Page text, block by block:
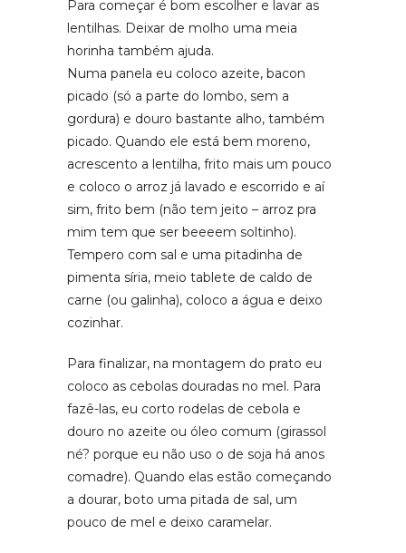
Para começar é bom escolher e lavar as
lentilhas. Deixar de molho uma meia
horinha também ajuda.
Numa panela eu coloco azeite, bacon
picado (só a parte do lombo, sem a
gordura) e douro bastante alho, também
picado. Quando ele está bem moreno,
acrescento a lentilha, frito mais um pouco
e coloco o arroz já lavado e escorrido e aí
sim, frito bem (não tem jeito – arroz pra
mim tem que ser beeeem soltinho).
Tempero com sal e uma pitadinha de
pimenta síria, meio tablete de caldo de
carne (ou galinha), coloco a água e deixo
cozinhar.
Para finalizar, na montagem do prato eu
coloco as cebolas douradas no mel. Para
fazê-las, eu corto rodelas de cebola e
douro no azeite ou óleo comum (girassol
né? porque eu não uso o de soja há anos
comadre). Quando elas estão começando
a dourar, boto uma pitada de sal, um
pouco de mel e deixo caramelar.